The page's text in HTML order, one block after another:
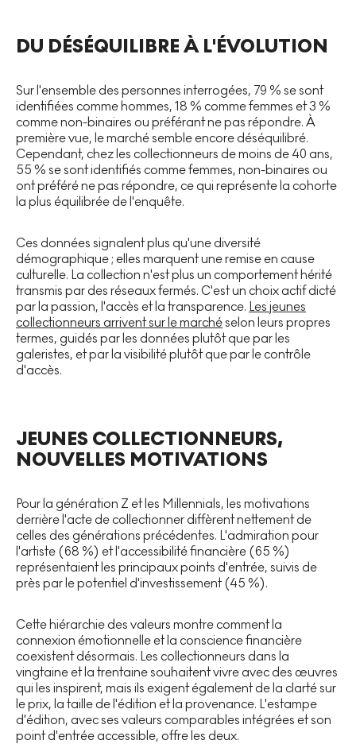
DU DÉSÉQUILIBRE À L'ÉVOLUTION
Sur l'ensemble des personnes interrogées, 79 % se sont
identifiées comme hommes, 18 % comme femmes et 3 %
comme non-binaires ou préférant ne pas répondre. À
première vue, le marché semble encore déséquilibré.
Cependant, chez les collectionneurs de moins de 40 ans,
55 % se sont identifiés comme femmes, non-binaires ou
ont préféré ne pas répondre, ce qui représente la cohorte
la plus équilibrée de l'enquête.
Ces données signalent plus qu'une diversité
démographique ; elles marquent une remise en cause
culturelle. La collection n'est plus un comportement hérité
transmis par des réseaux fermés. C'est un choix actif dicté
par la passion, l'accès et la transparence. Les jeunes
collectionneurs arrivent sur le marché selon leurs propres
termes, guidés par les données plutôt que par les
galeristes, et par la visibilité plutôt que par le contrôle
d'accès.
JEUNES COLLECTIONNEURS,
NOUVELLES MOTIVATIONS
Pour la génération Z et les Millennials, les motivations
derrière l'acte de collectionner diffèrent nettement de
celles des générations précédentes. L'admiration pour
l'artiste (68 %) et l'accessibilité financière (65 %)
représentaient les principaux points d'entrée, suivis de
près par le potentiel d'investissement (45 %).
Cette hiérarchie des valeurs montre comment la
connexion émotionnelle et la conscience financière
coexistent désormais. Les collectionneurs dans la
vingtaine et la trentaine souhaitent vivre avec des œuvres
qui les inspirent, mais ils exigent également de la clarté sur
le prix, la taille de l'édition et la provenance. L'estampe
d'édition, avec ses valeurs comparables intégrées et son
point d'entrée accessible, offre les deux.